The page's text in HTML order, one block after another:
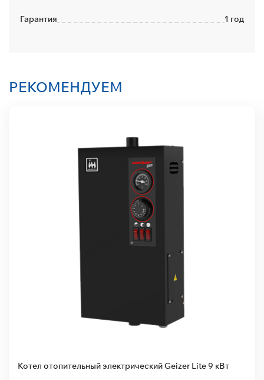
Гарантия 1 год
РЕКОМЕНДУЕМ
Котел отопительный электрический Geizer Lite 9 кВт